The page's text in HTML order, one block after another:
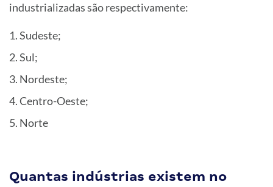
industrializadas são respectivamente:
Sudeste;
Sul;
Nordeste;
Centro-Oeste;
Norte
Quantas indústrias existem no